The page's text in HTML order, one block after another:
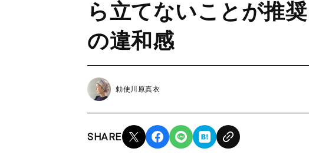
ら立てないことが推
の違和感
勅使川原真衣
SHARE